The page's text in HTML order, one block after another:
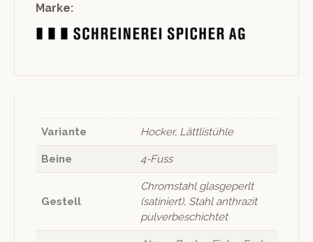
Marke:
Variante Hocker, Lättlistühle
Beine 4-Fuss
Gestell
Chromstahl glasgeperlt
(satiniert), Stahl anthrazit
pulverbeschichtet